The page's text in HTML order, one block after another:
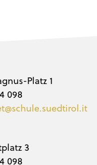
Platz 1
098
3
098